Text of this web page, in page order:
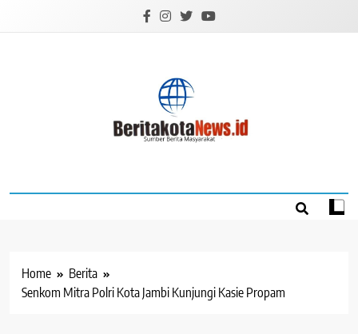
Home
Berita
Senkom Mitra Polri Kota Jambi Kunjungi Kasie Propam